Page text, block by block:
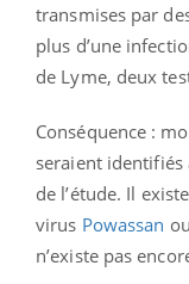
transmises par
plus d’une
de Lyme, deux
Conséquence :
seraient identifiés
de l’étude. Il
virus Powassan
n’existe pas